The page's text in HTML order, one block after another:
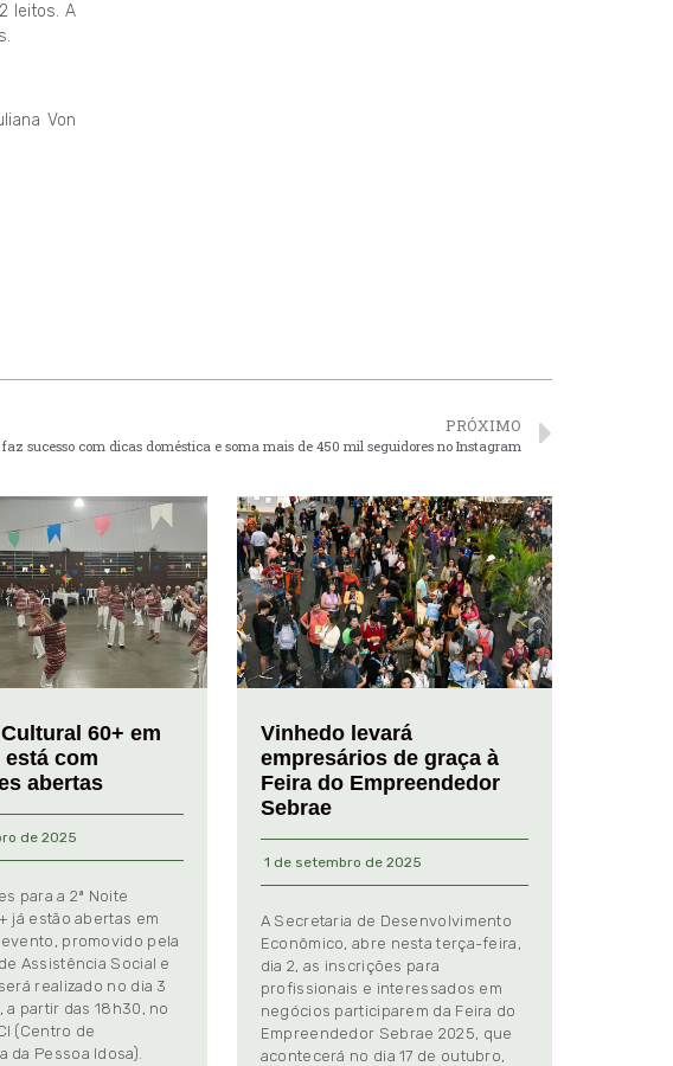
leitos. A
Von
PRÓXIMO
sucesso com dicas doméstica e soma mais de 450 mil seguidores no Instagram
60+ em
com
abertas
de 2025
para a 2ª Noite
já estão abertas em
promovido pela
Assistência Social e
realizado no dia 3
a partir das 18h30, no
(Centro de
da Pessoa Idosa).
Vinhedo levará
empresários de graça à
Feira do Empreendedor
Sebrae
1 de setembro de 2025
A Secretaria de Desenvolvimento
Econômico, abre nesta terça-feira,
dia 2, as inscrições para
profissionais e interessados em
negócios participarem da Feira do
Empreendedor Sebrae 2025, que
acontecerá no dia 17 de outubro,